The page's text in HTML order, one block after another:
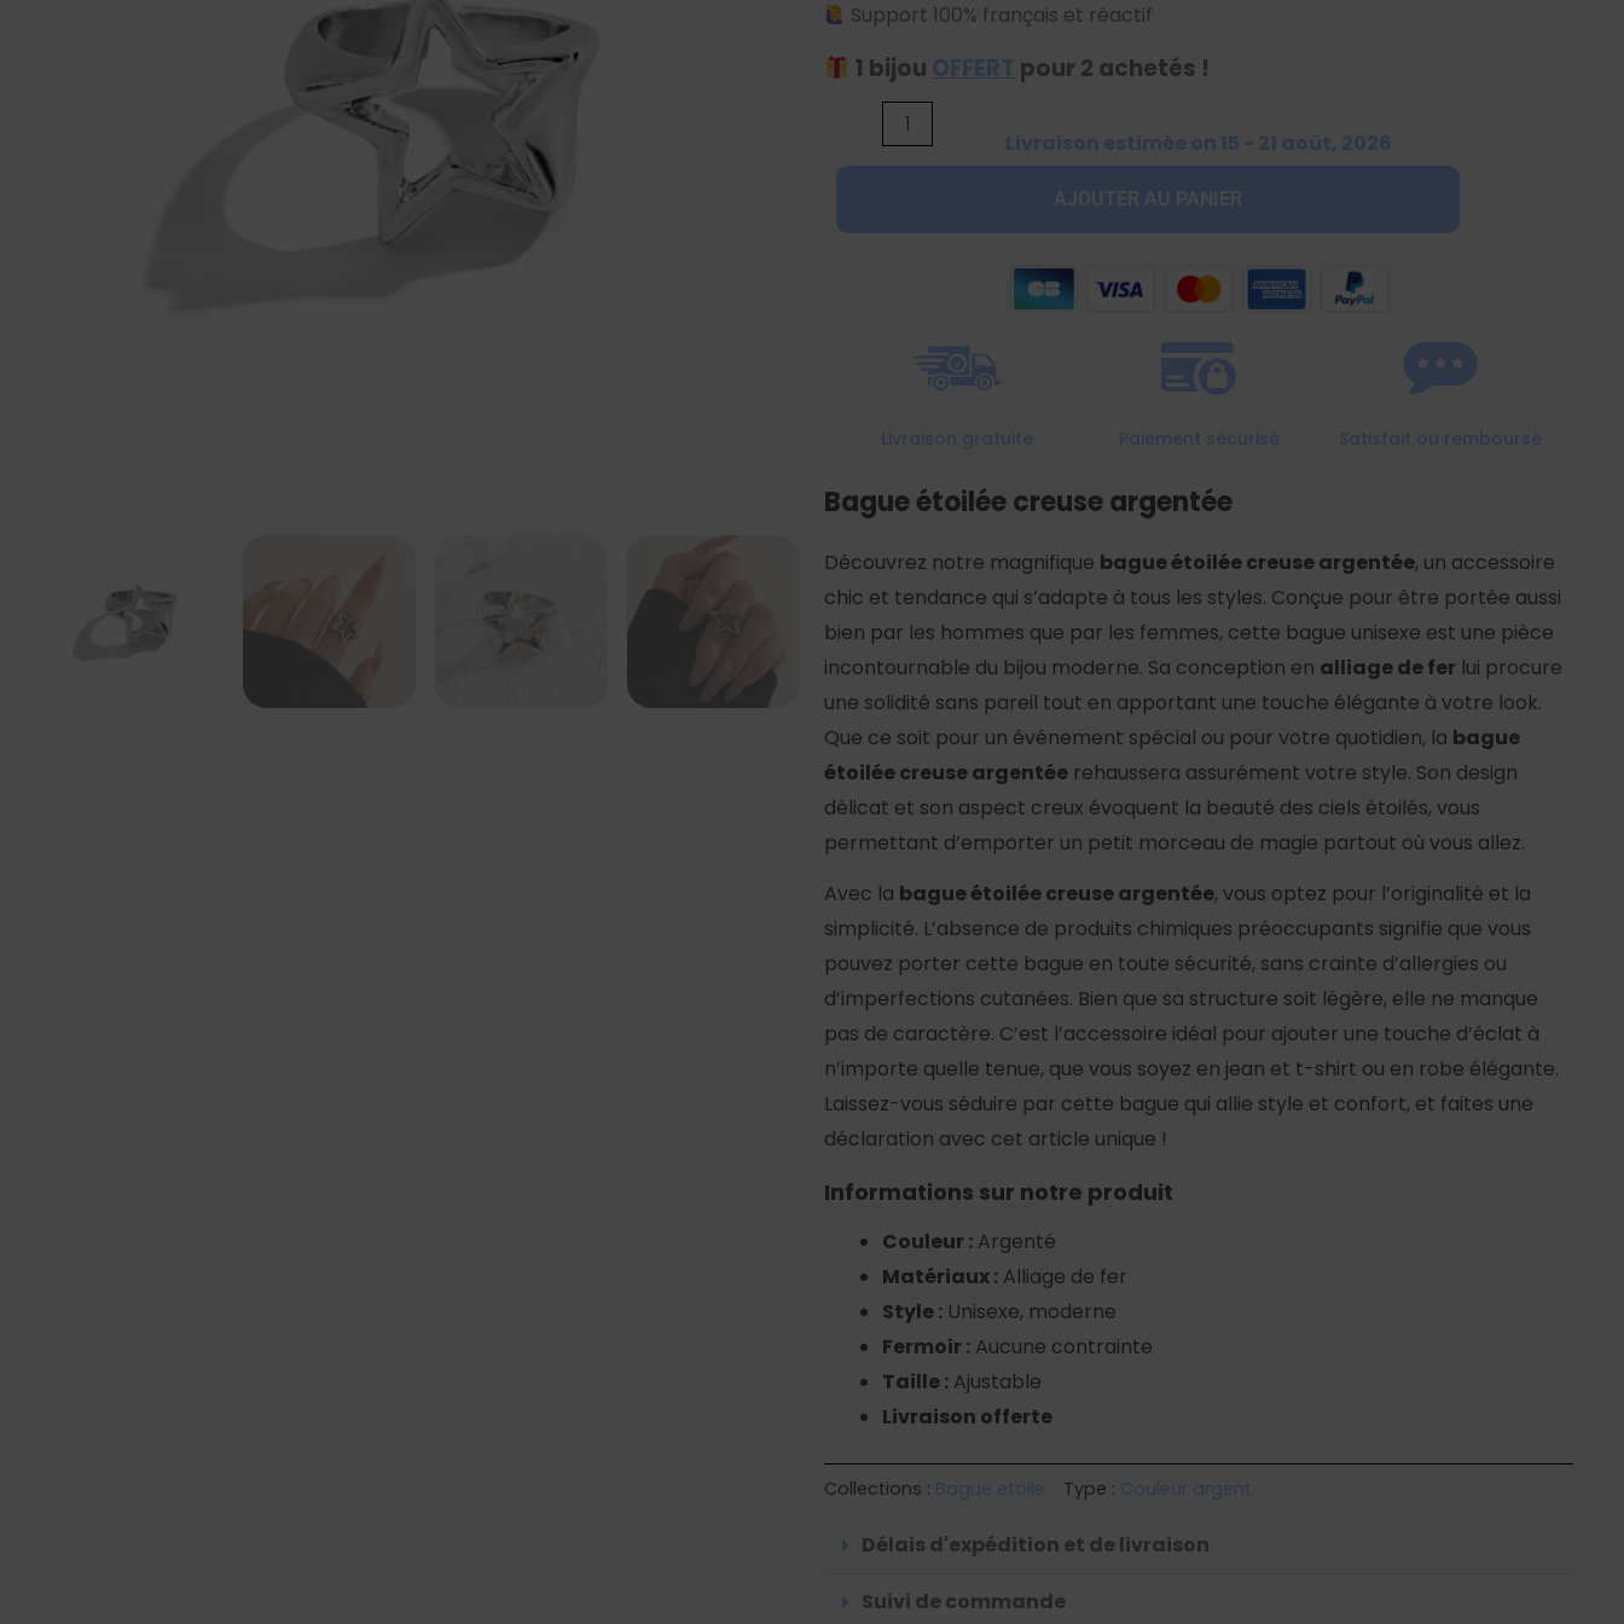
Support 100% français et réactif
1 bijou OFFERT pour 2 achetés !
quantité
étoilée
AJOUTER AU PANIER
Livraison estimée on 15 - 21 août, 2026
Livraison gratuite Paiement sécurisé Satisfait ou remboursé
Bague étoilée creuse argentée
Découvrez notre magnifique bague étoilée creuse argentée, un accessoire
chic et tendance qui s’adapte à tous les styles. Conçue pour être portée aussi
bien par les hommes que par les femmes, cette bague unisexe est une pièce
incontournable du bijou moderne. Sa conception en alliage de fer lui procure
une solidité sans pareil tout en apportant une touche élégante à votre look.
Que ce soit pour un événement spécial ou pour votre quotidien, la bague
étoilée creuse argentée rehaussera assurément votre style. Son design
délicat et son aspect creux évoquent la beauté des ciels étoilés, vous
permettant d’emporter un petit morceau de magie partout où vous allez.
Avec la bague étoilée creuse argentée, vous optez pour l’originalité et la
simplicité. L’absence de produits chimiques préoccupants signifie que vous
pouvez porter cette bague en toute sécurité, sans crainte d’allergies ou
d’imperfections cutanées. Bien que sa structure soit légère, elle ne manque
pas de caractère. C’est l’accessoire idéal pour ajouter une touche d’éclat à
n’importe quelle tenue, que vous soyez en jean et t-shirt ou en robe élégante.
Laissez-vous séduire par cette bague qui allie style et confort, et faites une
déclaration avec cet article unique !
Informations sur notre produit
Couleur : Argenté
Matériaux : Alliage de fer
Style : Unisexe, moderne
Fermoir : Aucune contrainte
Taille : Ajustable
Livraison offerte
Collections : Bague etoile Type : Couleur argent
Délais d'expédition et de livraison
Suivi de commande